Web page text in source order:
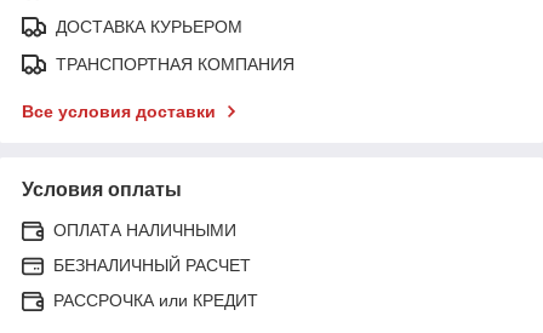
ДОСТАВКА КУРЬЕРОМ
ТРАНСПОРТНАЯ КОМПАНИЯ
Все условия доставки
Условия оплаты
ОПЛАТА НАЛИЧНЫМИ
БЕЗНАЛИЧНЫЙ РАСЧЕТ
РАССРОЧКА или КРЕДИТ